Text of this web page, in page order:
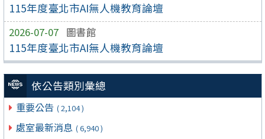
115年度臺北市AI無人機教育論壇
2026-07-07 圖書館
115年度臺北市AI無人機教育論壇
依公告類別彙總
重要公告 ( 2,104 )
處室最新消息 ( 6,940 )